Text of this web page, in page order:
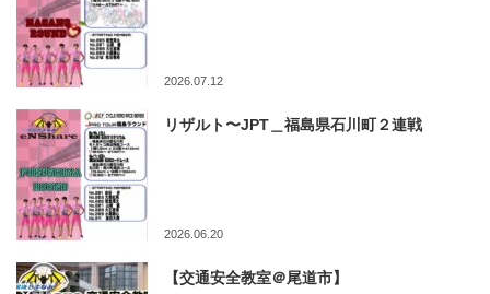
2026.07.12
リザルト〜JPT＿福島県石川町２連戦
2026.06.20
【交通安全教室＠尾道市】